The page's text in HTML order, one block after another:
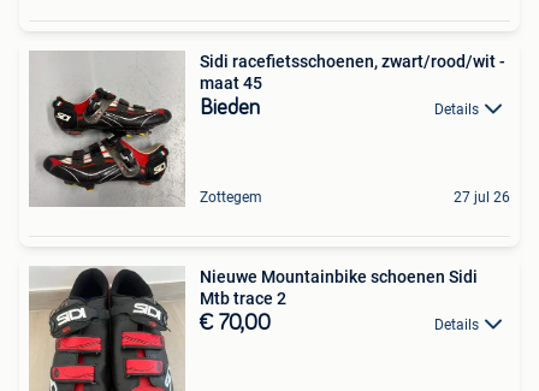
Sidi racefietsschoenen, zwart/rood/wit -
maat 45
Bieden Details
Zottegem 27 jul 26
Nieuwe Mountainbike schoenen Sidi
Mtb trace 2
€ 70,00 Details